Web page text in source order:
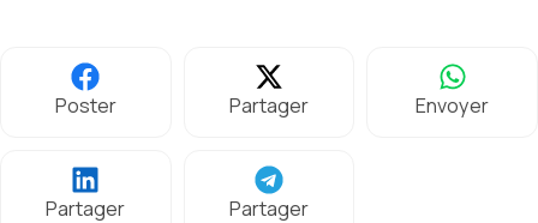
Poster Partager Envoyer
Partager Partager